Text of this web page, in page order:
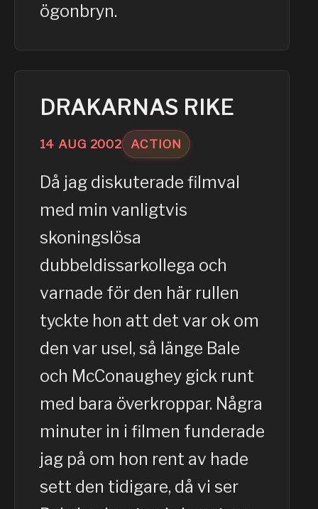
ögonbryn.
DRAKARNAS RIKE
14 AUG 2002 ACTION
Då jag diskuterade filmval
med min vanligtvis
skoningslösa
dubbeldissarkollega och
varnade för den här rullen
tyckte hon att det var ok om
den var usel, så länge Bale
och McConaughey gick runt
med bara överkroppar. Några
minuter in i filmen funderade
jag på om hon rent av hade
sett den tidigare, då vi ser